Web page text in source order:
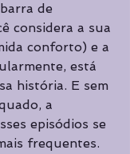
de
considera a sua
conforto) e a
está
história. E sem
a
episódios se
frequentes.